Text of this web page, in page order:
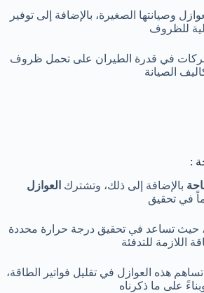
وصيانتها الصغيرة، بالإضافة إلى توفير
للظروف
في قدرة الطيران على تحمل ظروف
الصيانة
:
بالإضافة إلى ذلك، وتشترك العوازل
في تحقيق
حيث تساعد في تحقيق درجة حرارة محددة
اللازمة للتدفئة
تساهم هذه العوازل في تقليل فواتير الطاقة،
على ما ذكرناه